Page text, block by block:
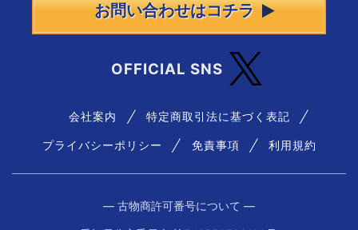
お問い合わせはコチラ
OFFICIAL SNS
会社案内 特定商取引法に基づく表記
プライバシーポリシー 免責事項 利用規約
― 古物商許可番号について ―